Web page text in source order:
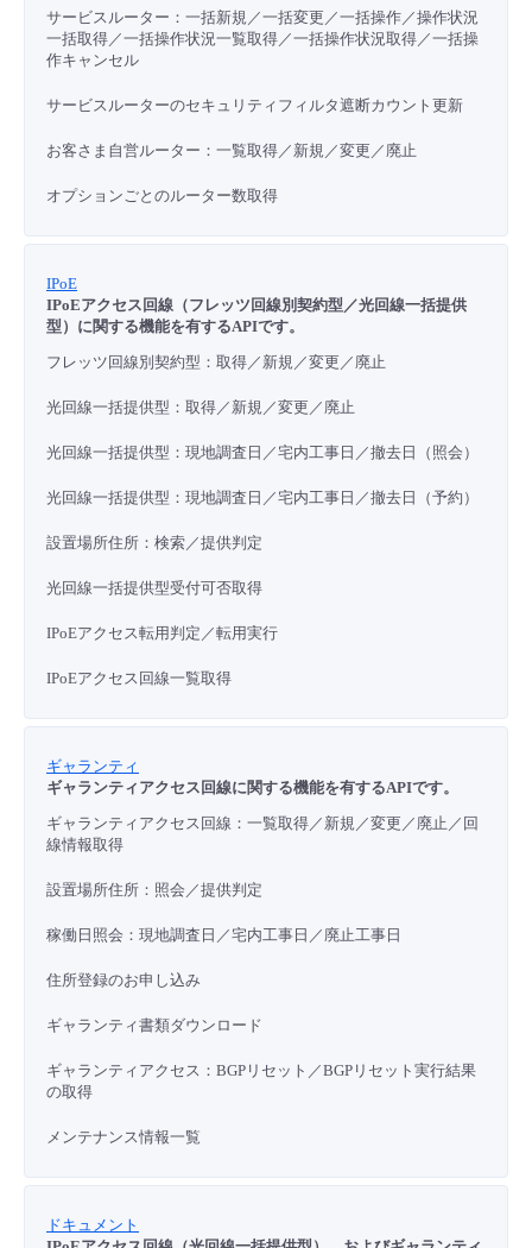
サービスルーター：一括新規／一括変更／一括操作／操作状況
一括取得／一括操作状況一覧取得／一括操作状況取得／一括操
作キャンセル
サービスルーターのセキュリティフィルタ遮断カウント更新
お客さま自営ルーター：一覧取得／新規／変更／廃止
オプションごとのルーター数取得
IPoE
IPoEアクセス回線（フレッツ回線別契約型／光回線一括提供
型）に関する機能を有するAPIです。
フレッツ回線別契約型：取得／新規／変更／廃止
光回線一括提供型：取得／新規／変更／廃止
光回線一括提供型：現地調査日／宅内工事日／撤去日（照会）
光回線一括提供型：現地調査日／宅内工事日／撤去日（予約）
設置場所住所：検索／提供判定
光回線一括提供型受付可否取得
IPoEアクセス転用判定／転用実行
IPoEアクセス回線一覧取得
ギャランティ
ギャランティアクセス回線に関する機能を有するAPIです。
ギャランティアクセス回線：一覧取得／新規／変更／廃止／回
線情報取得
設置場所住所：照会／提供判定
稼働日照会：現地調査日／宅内工事日／廃止工事日
住所登録のお申し込み
ギャランティ書類ダウンロード
ギャランティアクセス：BGPリセット／BGPリセット実行結果
の取得
メンテナンス情報一覧
ドキュメント